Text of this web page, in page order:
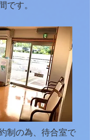
です。
制の為、待合室で